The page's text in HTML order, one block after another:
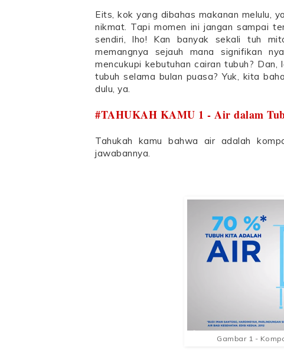
Eits, kok yang dibahas makanan melulu,
nikmat. Tapi momen ini jangan sampai
sendiri, lho! Kan banyak sekali tuh
memangnya sejauh mana signifikan
mencukupi kebutuhan cairan tubuh?
tubuh selama bulan puasa? Yuk, kita
dulu, ya.
#TAHUKAH KAMU 1 - Air dalam
Tahukah kamu bahwa air adalah
jawabannya.
Gambar 1 -